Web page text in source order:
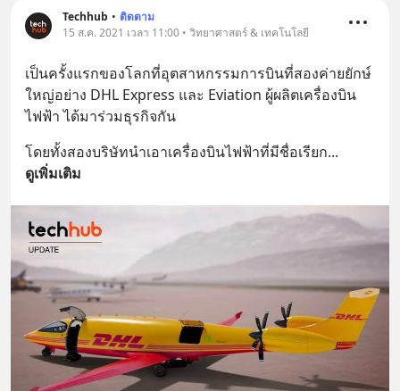
Techhub • ติดตาม
15 ส.ค. 2021 เวลา 11:00 • วิทยาศาสตร์ & เทคโนโลยี
เป็นครั้งแรกของโลกที่อุตสาหกรรมการบินที่สองค่ายยักษ์
ใหญ่อย่าง DHL Express และ Eviation ผู้ผลิตเครื่องบิน
ไฟฟ้า ได้มาร่วมธุรกิจกัน
โดยทั้งสองบริษัทนำเอาเครื่องบินไฟฟ้าที่มีชื่อเรียก...
ดูเพิ่มเติม